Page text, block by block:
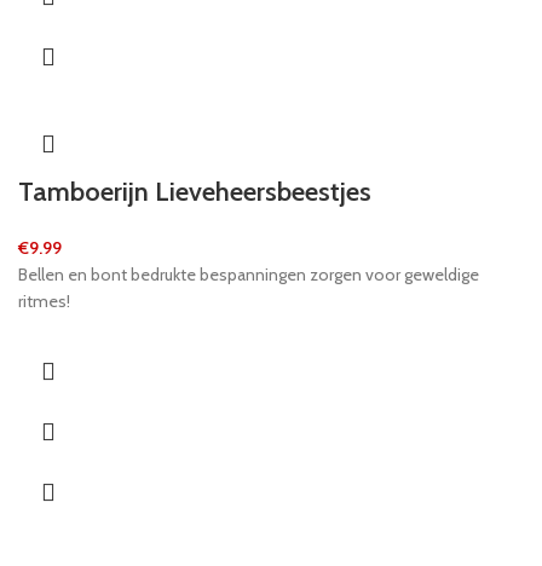
Tamboerijn Lieveheersbeestjes
€9.99
Bellen en bont bedrukte bespanningen zorgen voor geweldige
ritmes!